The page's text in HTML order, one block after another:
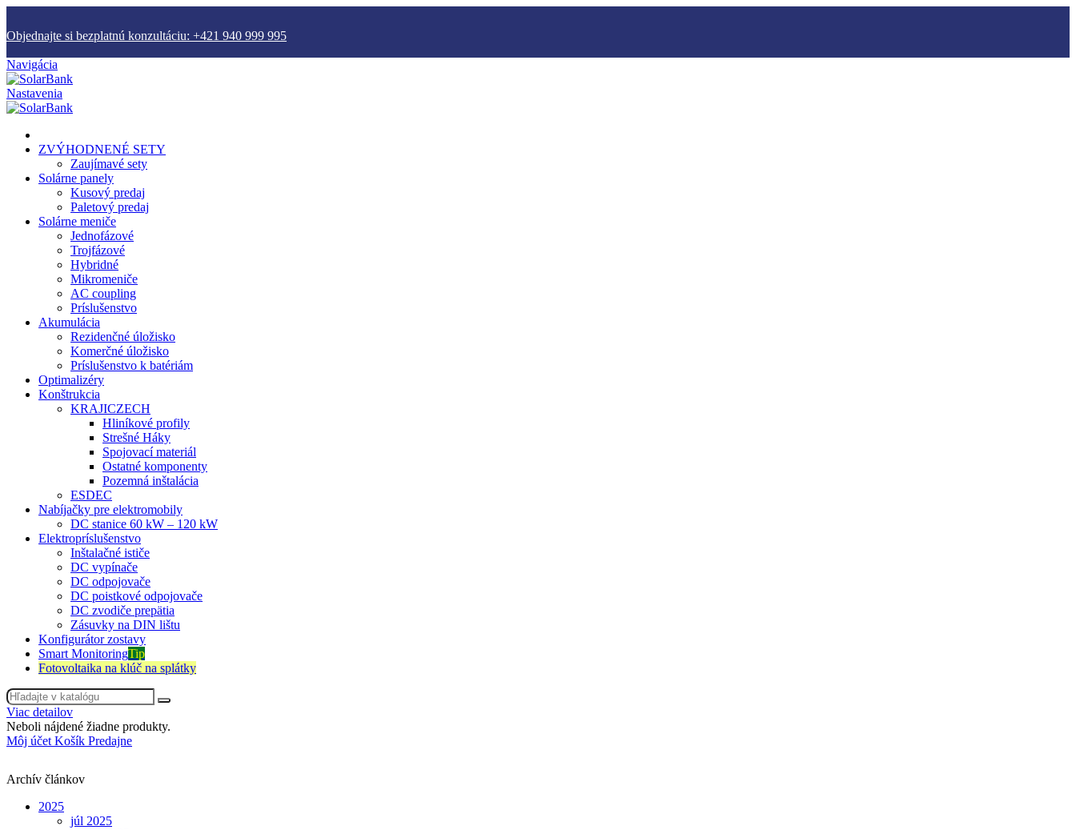
Objednajte si bezplatnú konzultáciu: +421 940 999 995
Navigácia
Nastavenia
ZVÝHODNENÉ SETY
Zaujímavé sety
Solárne panely
Kusový predaj
Paletový predaj
Solárne meniče
Jednofázové
Trojfázové
Hybridné
Mikromeniče
AC coupling
Príslušenstvo
Akumulácia
Rezidenčné úložisko
Komerčné úložisko
Príslušenstvo k batériám
Optimalizéry
Konštrukcia
KRAJICZECH
Hliníkové profily
Strešné Háky
Spojovací materiál
Ostatné komponenty
Pozemná inštalácia
ESDEC
Nabíjačky pre elektromobily
DC stanice 60 kW – 120 kW
Elektropríslušenstvo
Inštalačné ističe
DC vypínače
DC odpojovače
DC poistkové odpojovače
DC zvodiče prepätia
Zásuvky na DIN lištu
Konfigurátor zostavy
Smart MonitoringTip
Fotovoltaika na klúč na splátky
Viac detailov
Neboli nájdené žiadne produkty.
Môj účet Košík Predajne
Archív článkov
2025
júl 2025